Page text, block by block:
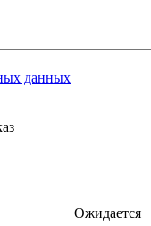
данных
Ожидается